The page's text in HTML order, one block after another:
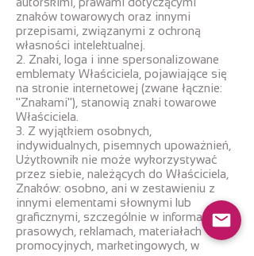
znaków towarowych oraz innymi
przepisami, związanymi z ochroną
własności intelektualnej.
2. Znaki, loga i inne spersonalizowane
emblematy Właściciela, pojawiające się
na stronie internetowej (zwane łącznie:
"Znakami"), stanowią znaki towarowe
Właściciela.
3. Z wyjątkiem osobnych,
indywidualnych, pisemnych upoważnień,
Użytkownik nie może wykorzystywać
przez siebie, należących do Właściciela,
Znaków: osobno, ani w zestawieniu z
innymi elementami słownymi lub
graficznymi, szczególnie w informacjach
prasowych, reklamach, materiałach
promocyjnych, marketingowych, w